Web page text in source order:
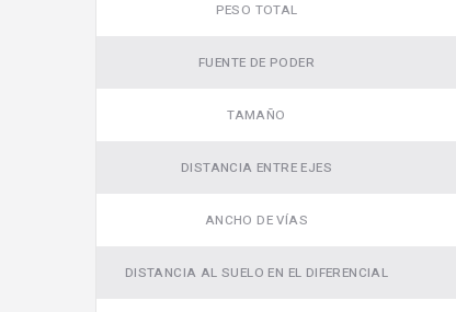
PESO TOTAL
FUENTE DE PODER
TAMAÑO
DISTANCIA ENTRE EJES
ANCHO DE VÍAS
DISTANCIA AL SUELO EN EL DIFERENCIAL